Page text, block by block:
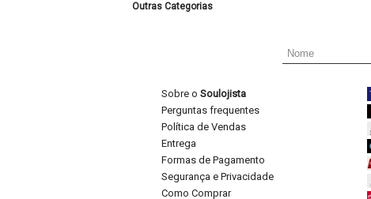
Outras Categorias
Sobre o Soulojista
Perguntas frequentes
Política de Vendas
Entrega
Formas de Pagamento
Segurança e Privacidade
Como Comprar